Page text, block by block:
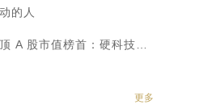
的人
首：硬科技崛起重塑 A 股价值投资逻辑
更多